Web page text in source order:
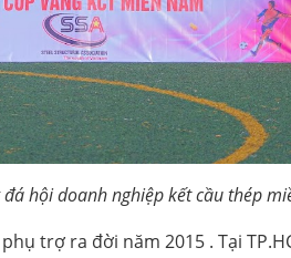
hội doanh nghiệp kết cầu thép
trợ ra đời năm 2015 . Tại